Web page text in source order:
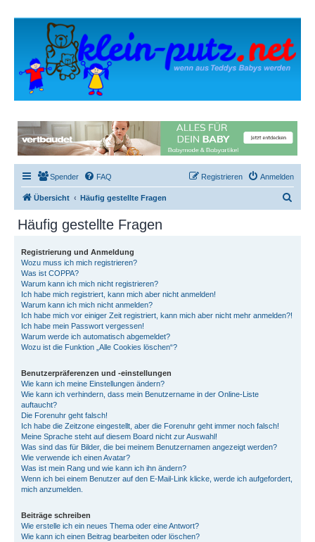
Spender FAQ Anmelden
Registrieren
Übersicht Häufig gestellte Fragen
Häufig gestellte Fragen
Registrierung und Anmeldung
Wozu muss ich mich registrieren?
Was ist COPPA?
Warum kann ich mich nicht registrieren?
Ich habe mich registriert, kann mich aber nicht anmelden!
Warum kann ich mich nicht anmelden?
Ich habe mich vor einiger Zeit registriert, kann mich aber nicht mehr anmelden?!
Ich habe mein Passwort vergessen!
Warum werde ich automatisch abgemeldet?
Wozu ist die Funktion „Alle Cookies löschen“?
Benutzerpräferenzen und -einstellungen
Wie kann ich meine Einstellungen ändern?
Wie kann ich verhindern, dass mein Benutzername in der Online-Liste
auftaucht?
Die Forenuhr geht falsch!
Ich habe die Zeitzone eingestellt, aber die Forenuhr geht immer noch falsch!
Meine Sprache steht auf diesem Board nicht zur Auswahl!
Was sind das für Bilder, die bei meinem Benutzernamen angezeigt werden?
Wie verwende ich einen Avatar?
Was ist mein Rang und wie kann ich ihn ändern?
Wenn ich bei einem Benutzer auf den E-Mail-Link klicke, werde ich aufgefordert,
mich anzumelden.
Beiträge schreiben
Wie erstelle ich ein neues Thema oder eine Antwort?
Wie kann ich einen Beitrag bearbeiten oder löschen?